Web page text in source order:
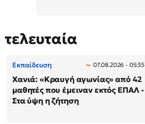
τελευταία
Εκπαίδευση 07.08.2026 - 05:35
Χανιά: «Κραυγή αγωνίας» από 42
μαθητές που έμειναν εκτός ΕΠΑΛ -
Στα ύψη η ζήτηση